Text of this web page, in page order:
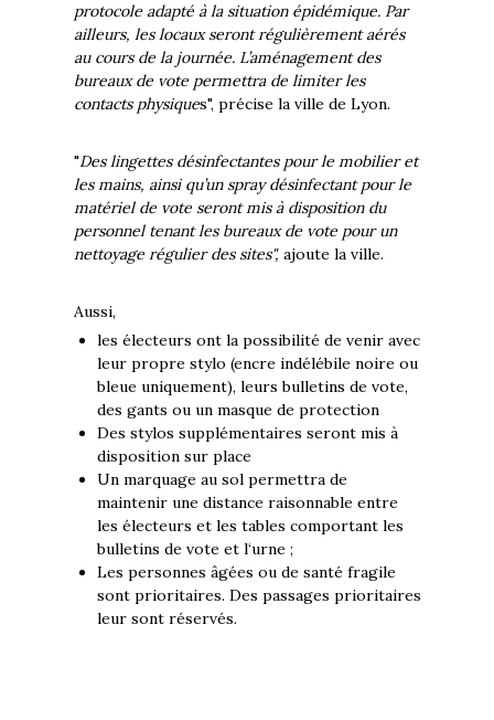
protocole adapté à la situation épidémique. Par
ailleurs, les locaux seront régulièrement aérés
au cours de la journée. L’aménagement des
bureaux de vote permettra de limiter les
contacts physiques", précise la ville de Lyon.
"Des lingettes désinfectantes pour le mobilier et
les mains, ainsi qu’un spray désinfectant pour le
matériel de vote seront mis à disposition du
personnel tenant les bureaux de vote pour un
nettoyage régulier des sites", ajoute la ville.
Aussi,
les électeurs ont la possibilité de venir avec
leur propre stylo (encre indélébile noire ou
bleue uniquement), leurs bulletins de vote,
des gants ou un masque de protection
Des stylos supplémentaires seront mis à
disposition sur place
Un marquage au sol permettra de
maintenir une distance raisonnable entre
les électeurs et les tables comportant les
bulletins de vote et l‘urne ;
Les personnes âgées ou de santé fragile
sont prioritaires. Des passages prioritaires
leur sont réservés.